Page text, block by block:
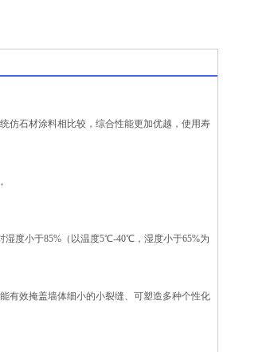
仿石材涂料相比较，综合性能更加优越，使用寿
度小于85%（以温度5℃-40℃，湿度小于65%为
有效掩盖墙体细小的小裂缝、可塑造多种个性化